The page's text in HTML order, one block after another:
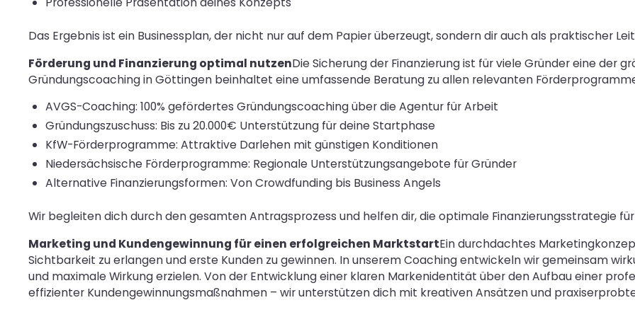
Das Ergebnis ist ein Businessplan, der nicht nur auf dem Papier überzeugt, sondern dir auch als praktischer
Förderung und Finanzierung optimal nutzenDie Sicherung der Finanzierung ist für viele Gründer eine der
Gründungscoaching in Göttingen beinhaltet eine umfassende Beratung zu allen relevanten
AVGS-Coaching: 100% gefördertes Gründungscoaching über die Agentur für Arbeit
Gründungszuschuss: Bis zu 20.000€ Unterstützung für deine Startphase
KfW-Förderprogramme: Attraktive Darlehen mit günstigen Konditionen
Niedersächsische Förderprogramme: Regionale Unterstützungsangebote für Gründer
Alternative Finanzierungsformen: Von Crowdfunding bis Business Angels
Wir begleiten dich durch den gesamten Antragsprozess und helfen dir, die optimale Finanzierungsstrategie
Marketing und Kundengewinnung für einen erfolgreichen MarktstartEin durchdachtes
Sichtbarkeit zu erlangen und erste Kunden zu gewinnen. In unserem Coaching entwickeln wir gemeinsam
und maximale Wirkung erzielen. Von der Entwicklung einer klaren Markenidentität über den Aufbau einer
effizienter Kundengewinnungsmaßnahmen – wir unterstützen dich mit kreativen Ansätzen und